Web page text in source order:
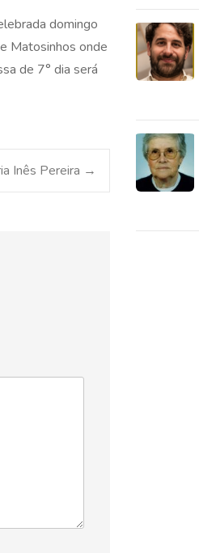
domingo
Matosinhos onde
de 7° dia será
Inês Pereira →